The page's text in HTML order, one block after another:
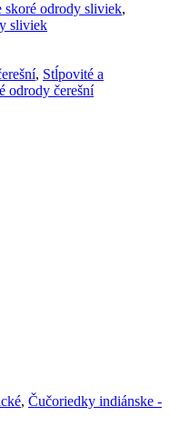
skoré odrody sliviek,
sliviek
, Stĺpovité a
odrody čerešní
, Čučoriedky indiánske -